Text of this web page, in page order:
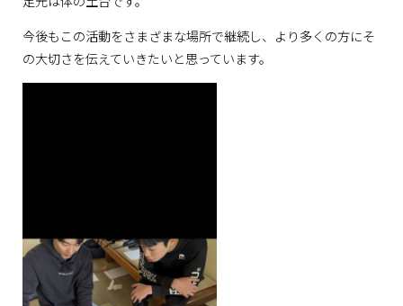
今後もこの活動をさまざまな場所で継続し、より多くの方にそ
の大切さを伝えていきたいと思っています。